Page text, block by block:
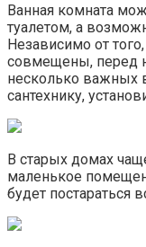
Ванная комната
туалетом, а
Независимо от
совмещены, перед
несколько важных
сантехнику,
В старых домах
маленькое
будет постараться